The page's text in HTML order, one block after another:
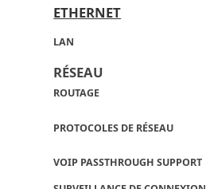
ETHERNET
LAN
RÉSEAU
ROUTAGE
PROTOCOLES DE RÉSEAU
VOIP PASSTHROUGH SUPPORT